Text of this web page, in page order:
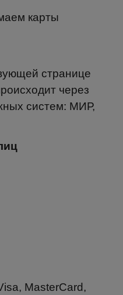
карты
странице
через
систем: МИР,
MasterCard,